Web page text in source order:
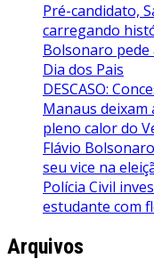
Pré-candidato,
carregando
Bolsonaro pede
Dia dos Pais
DESCASO:
Manaus deixam
pleno calor do
Flávio
seu vice na
Polícia Civil
estudante com
Arquivos